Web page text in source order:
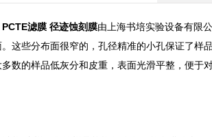
滤膜 径迹蚀刻膜由上海书培实验设备有限
这些分布面很窄的，孔径精准的小孔保证了样
数的样品低灰分和皮重，表面光滑平整，便于